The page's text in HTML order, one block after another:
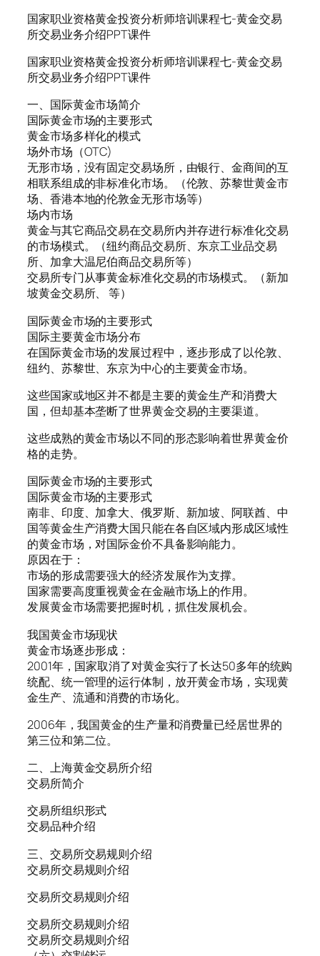
国家职业资格黄金投资分析师培训课程七-黄金交易
所交易业务介绍PPT课件
国家职业资格黄金投资分析师培训课程七-黄金交易
所交易业务介绍PPT课件
一、国际黄金市场简介
国际黄金市场的主要形式
黄金市场多样化的模式
场外市场（OTC)
无形市场，没有固定交易场所，由银行、金商间的互
相联系组成的非标准化市场。（伦敦、苏黎世黄金市
场、香港本地的伦敦金无形市场等）
场内市场
黄金与其它商品交易在交易所内并存进行标准化交易
的市场模式。（纽约商品交易所、东京工业品交易
所、加拿大温尼伯商品交易所等）
交易所专门从事黄金标准化交易的市场模式。（新加
坡黄金交易所、 等）
国际黄金市场的主要形式
国际主要黄金市场分布
在国际黄金市场的发展过程中，逐步形成了以伦敦、
纽约、苏黎世、东京为中心的主要黄金市场。
这些国家或地区并不都是主要的黄金生产和消费大
国，但却基本垄断了世界黄金交易的主要渠道。
这些成熟的黄金市场以不同的形态影响着世界黄金价
格的走势。
国际黄金市场的主要形式
国际黄金市场的主要形式
南非、印度、加拿大、俄罗斯、新加坡、阿联酋、中
国等黄金生产消费大国只能在各自区域内形成区域性
的黄金市场，对国际金价不具备影响能力。
原因在于：
市场的形成需要强大的经济发展作为支撑。
国家需要高度重视黄金在金融市场上的作用。
发展黄金市场需要把握时机，抓住发展机会。
我国黄金市场现状
黄金市场逐步形成：
2001年，国家取消了对黄金实行了长达50多年的统购
统配、统一管理的运行体制，放开黄金市场，实现黄
金生产、流通和消费的市场化。
2006年，我国黄金的生产量和消费量已经居世界的
第三位和第二位。
二、上海黄金交易所介绍
交易所简介
交易所组织形式
交易品种介绍
三、交易所交易规则介绍
交易所交易规则介绍
交易所交易规则介绍
交易所交易规则介绍
交易所交易规则介绍